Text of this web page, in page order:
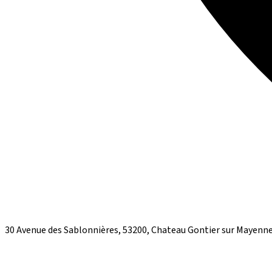
30 Avenue des Sablonnières, 53200, Chateau Gontier sur